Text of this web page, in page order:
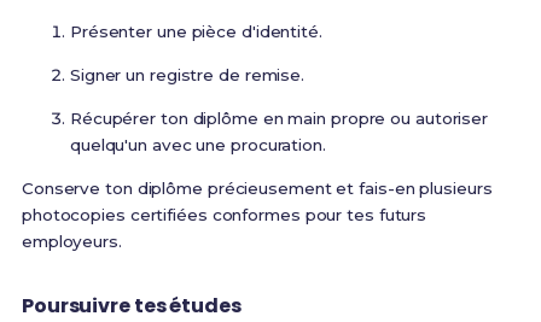
Présenter une pièce d'identité.
Signer un registre de remise.
Récupérer ton diplôme en main propre ou autoriser
quelqu'un avec une procuration.
Conserve ton diplôme précieusement et fais-en plusieurs
photocopies certifiées conformes pour tes futurs
employeurs.
Poursuivre tes études